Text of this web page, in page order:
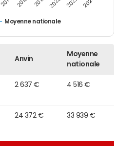
Moyenne nationale
Anvin
Moyenne
nationale
2 637 € 4 516 €
24 372 € 33 939 €